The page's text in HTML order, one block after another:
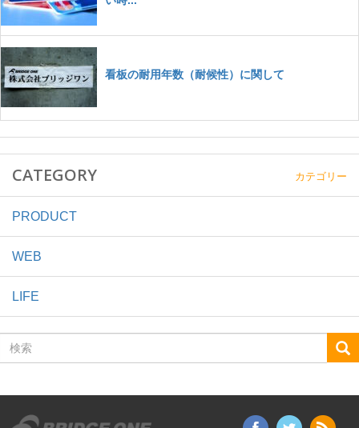
CATEGORY カテゴリー
PRODUCT
WEB
LIFE